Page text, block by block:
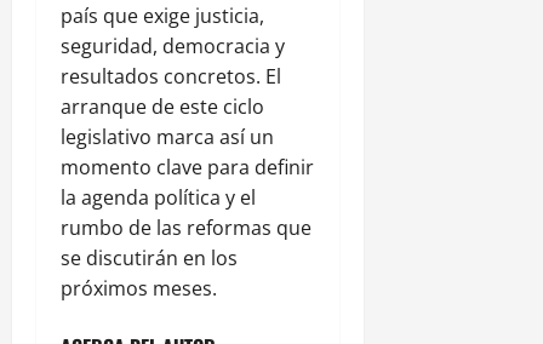
país que exige justicia,
seguridad, democracia y
resultados concretos. El
arranque de este ciclo
legislativo marca así un
momento clave para definir
la agenda política y el
rumbo de las reformas que
se discutirán en los
próximos meses.